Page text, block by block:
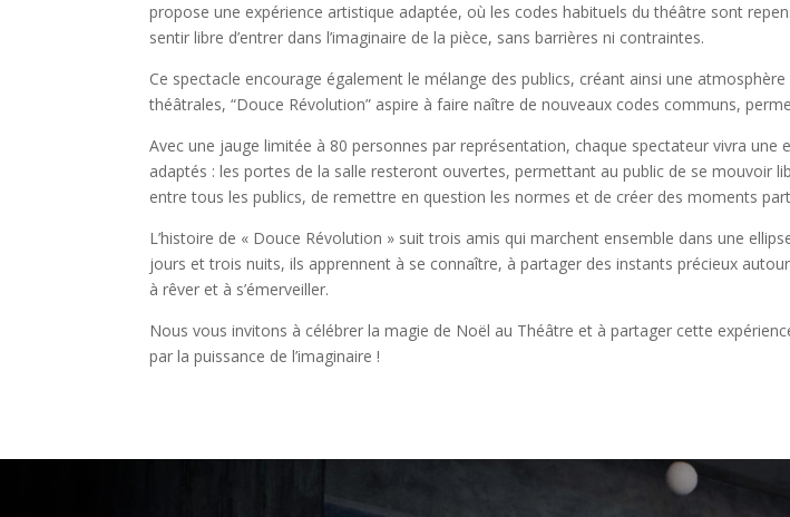
propose une expérience artistique adaptée, où les codes habituels du théâtre sont
sentir libre d’entrer dans l’imaginaire de la pièce, sans barrières ni contraintes.
Ce spectacle encourage également le mélange des publics, créant ainsi une
théâtrales, “Douce Révolution” aspire à faire naître de nouveaux codes communs,
Avec une jauge limitée à 80 personnes par représentation, chaque spectateur vivra
adaptés : les portes de la salle resteront ouvertes, permettant au public de se mouvoir
entre tous les publics, de remettre en question les normes et de créer des moments
L’histoire de « Douce Révolution » suit trois amis qui marchent ensemble dans une
jours et trois nuits, ils apprennent à se connaître, à partager des instants précieux
à rêver et à s’émerveiller.
Nous vous invitons à célébrer la magie de Noël au Théâtre et à partager cette
par la puissance de l’imaginaire !